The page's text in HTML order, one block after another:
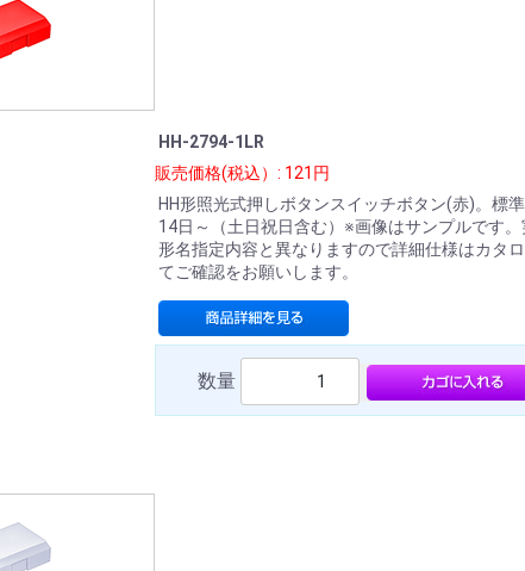
HH-2794-1LR
販売価格(税込）: 121円
HH形照光式押しボタンスイッチボタン(赤)。標
14日～（土日祝日含む）※画像はサンプルです。
形名指定内容と異なりますので詳細仕様はカタ
てご確認をお願いします。
数量